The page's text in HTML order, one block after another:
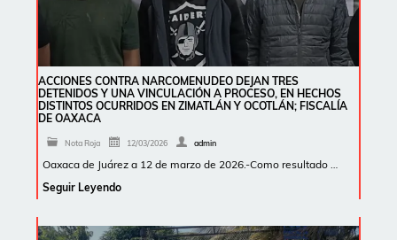
ACCIONES CONTRA NARCOMENUDEO DEJAN TRES
DETENIDOS Y UNA VINCULACIÓN A PROCESO, EN HECHOS
DISTINTOS OCURRIDOS EN ZIMATLÁN Y OCOTLÁN; FISCALÍA
DE OAXACA
Nota Roja 12/03/2026 admin
Oaxaca de Juárez a 12 de marzo de 2026.-Como resultado …
Seguir Leyendo